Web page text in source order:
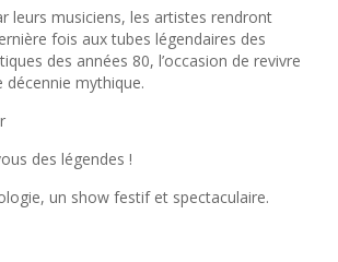
leurs musiciens, les artistes rendront
fois aux tubes légendaires des
des années 80, l’occasion de revivre
décennie mythique.
des légendes !
un show festif et spectaculaire.